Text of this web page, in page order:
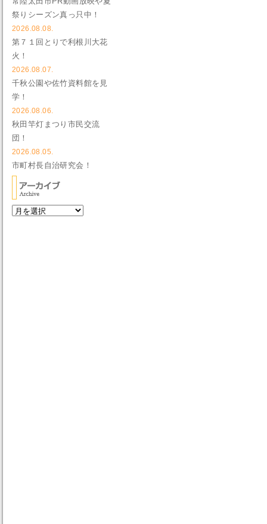
祭りシーズン真っ只中！
2026.08.08.
第７１回とりで利根川大花
火！
2026.08.07.
千秋公園や佐竹資料館を見
学！
2026.08.06.
秋田竿灯まつり市民交流
団！
2026.08.05.
市町村長自治研究会！